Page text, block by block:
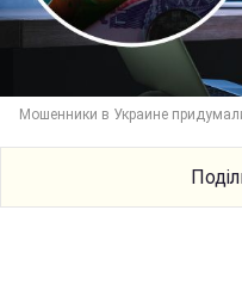
Мошенники в Украине